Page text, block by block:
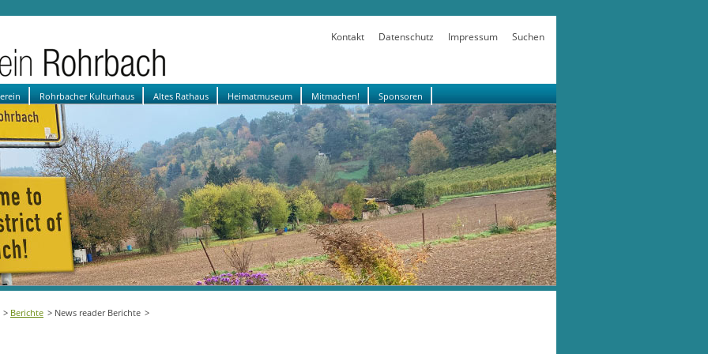
Kontakt Datenschutz Impressum Suchen
Rohrbacher Kulturhaus Altes Rathaus Heimatmuseum Mitmachen! Sponsoren
Berichte News reader Berichte